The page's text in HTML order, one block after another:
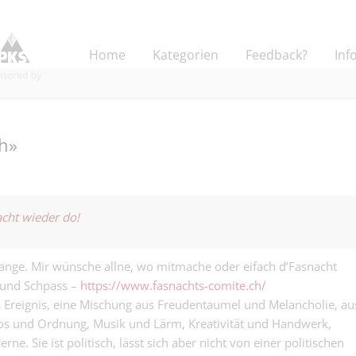
Home Kategorien Feedback? Info
wieder do!
Mir wünsche allne, wo mitmache oder eifach d’Fasnacht
Schpass – https://www.fasnachts-comite.ch/
eine Mischung aus Freudentaumel und Melancholie,
und Ordnung, Musik und Lärm, Kreativität und Handwerk,
Sie ist politisch, lässt sich aber nicht von einer politischen
Sachbearbeiter
(w/m/d) für
Werkstoffe und
Disponent
Landverkehre
bewegen nicht
Logistik - Spedition |